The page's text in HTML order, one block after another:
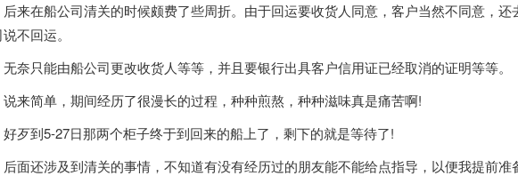
在船公司清关的时候颇费了些周折。由于回运要收货人同意，客户当然不同意，还
不回运。
只能由船公司更改收货人等等，并且要银行出具客户信用证已经取消的证明等等。
简单，期间经历了很漫长的过程，种种煎熬，种种滋味真是痛苦啊!
到5-27日那两个柜子终于到回来的船上了，剩下的就是等待了!
还涉及到清关的事情，不知道有没有经历过的朋友能不能给点指导，以便我提前准